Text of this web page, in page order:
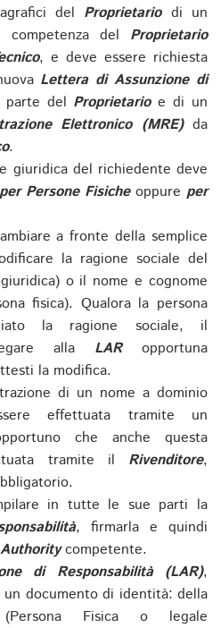
del Proprietariodi un
del Proprietario
, e deve essere richiesta
Lettera di Assunzione di
del Proprietarioe di un
Elettronico (MRE)da
.
giuridica del richiedente deve
Persone Fisicheoppure per
a fronte della semplice
la ragione sociale del
o il nome e cognome
fisica). Qualora la persona
la ragione sociale, il
alla LARopportuna
la modifica.
di un nome a dominio
effettuata tramite un
che anche questa
tramite il Rivenditore,
in tutte le sue parti la
, firmarla e quindi
competente.
di Responsabilità (LAR),
documento di identità: della
Fisica o legale